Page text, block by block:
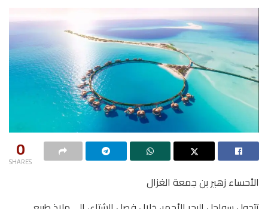
0
SHARES
الأحساء زهير بن جمعة الغزال